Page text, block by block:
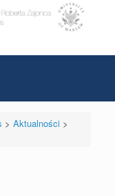
> Aktualności>